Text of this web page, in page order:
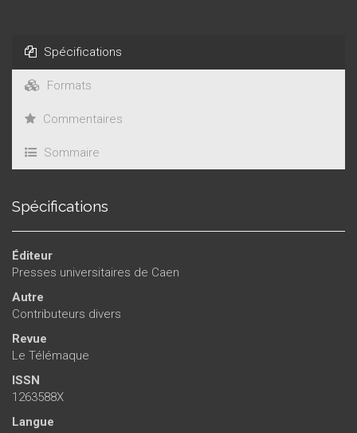
Spécifications
Formats
Commentaires
Sommaire
Spécifications
Éditeur
Presses universitaires de Caen
Autre
Contributeurs divers
Revue
Le Télémaque
ISSN
1263588X
Langue